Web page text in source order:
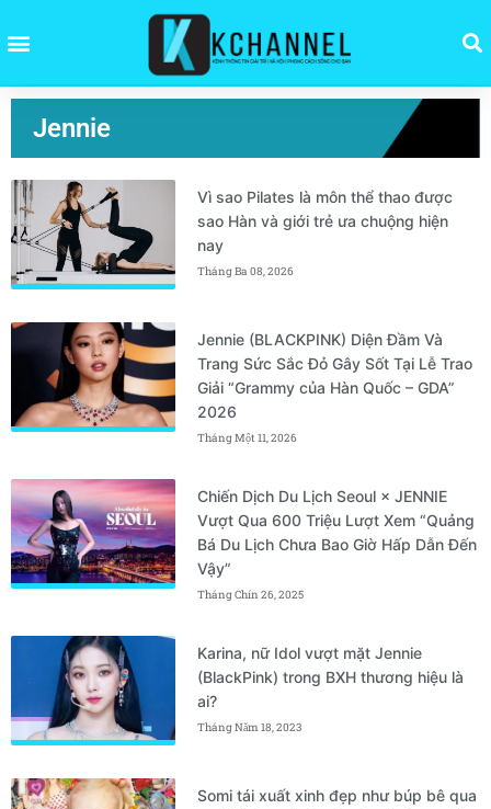
Jennie
Vì sao Pilates là môn thể thao được
sao Hàn và giới trẻ ưa chuộng hiện
nay
Tháng Ba 08, 2026
Jennie (BLACKPINK) Diện Đầm Và
Trang Sức Sắc Đỏ Gây Sốt Tại Lễ Trao
Giải “Grammy của Hàn Quốc – GDA”
2026
Tháng Một 11, 2026
Chiến Dịch Du Lịch Seoul × JENNIE
Vượt Qua 600 Triệu Lượt Xem “Quảng
Bá Du Lịch Chưa Bao Giờ Hấp Dẫn Đến
Vậy”
Tháng Chín 26, 2025
Karina, nữ Idol vượt mặt Jennie
(BlackPink) trong BXH thương hiệu là
ai?
Tháng Năm 18, 2023
Somi tái xuất xinh đẹp như búp bê qua